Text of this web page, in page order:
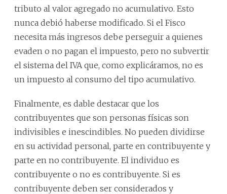
tributo al valor agregado no acumulativo. Esto
nunca debió haberse modificado. Si el Fisco
necesita más ingresos debe perseguir a quienes
evaden o no pagan el impuesto, pero no subvertir
el sistema del IVA que, como explicáramos, no es
un impuesto al consumo del tipo acumulativo.
Finalmente, es dable destacar que los
contribuyentes que son personas físicas son
indivisibles e inescindibles. No pueden dividirse
en su actividad personal, parte en contribuyente y
parte en no contribuyente. El individuo es
contribuyente o no es contribuyente. Si es
contribuyente deben ser considerados y